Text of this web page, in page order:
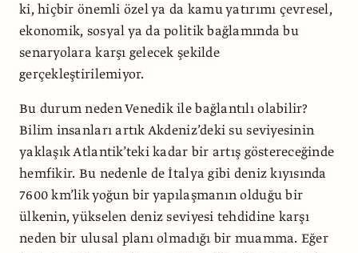
ki, hiçbir önemli özel ya da kamu yatırımı çevresel,
ekonomik, sosyal ya da politik bağlamında bu
senaryolara karşı gelecek şekilde
gerçekleştirilemiyor.
Bu durum neden Venedik ile bağlantılı olabilir?
Bilim insanları artık Akdeniz’deki su seviyesinin
yaklaşık Atlantik’teki kadar bir artış göstereceğinde
hemfikir. Bu nedenle de İtalya gibi deniz kıyısında
7600 km’lik yoğun bir yapılaşmanın olduğu bir
ülkenin, yükselen deniz seviyesi tehdidine karşı
neden bir ulusal planı olmadığı bir muamma. Eğer